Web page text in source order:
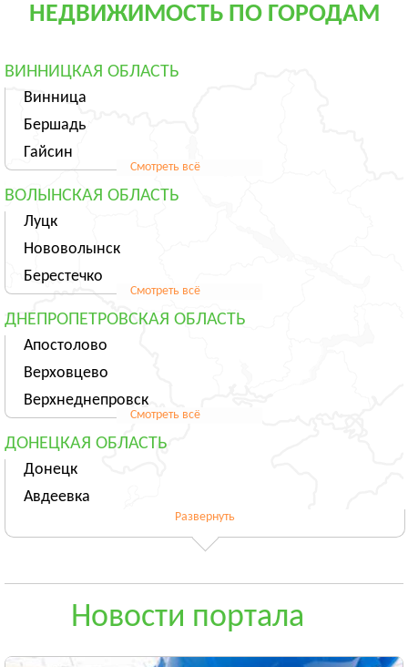
НЕДВИЖИМОСТЬ ПО ГОРОДАМ
ВИННИЦКАЯ ОБЛАСТЬ
Винница
Бершадь
Гайсин
Смотреть всё
ВОЛЫНСКАЯ ОБЛАСТЬ
Луцк
Нововолынск
Берестечко
Смотреть всё
ДНЕПРОПЕТРОВСКАЯ ОБЛАСТЬ
Апостолово
Верховцево
Верхнеднепровск
Смотреть всё
ДОНЕЦКАЯ ОБЛАСТЬ
Донецк
Авдеевка
Смотреть всё
Андрушёвка
Смотреть всё
Развернуть
Новости портала